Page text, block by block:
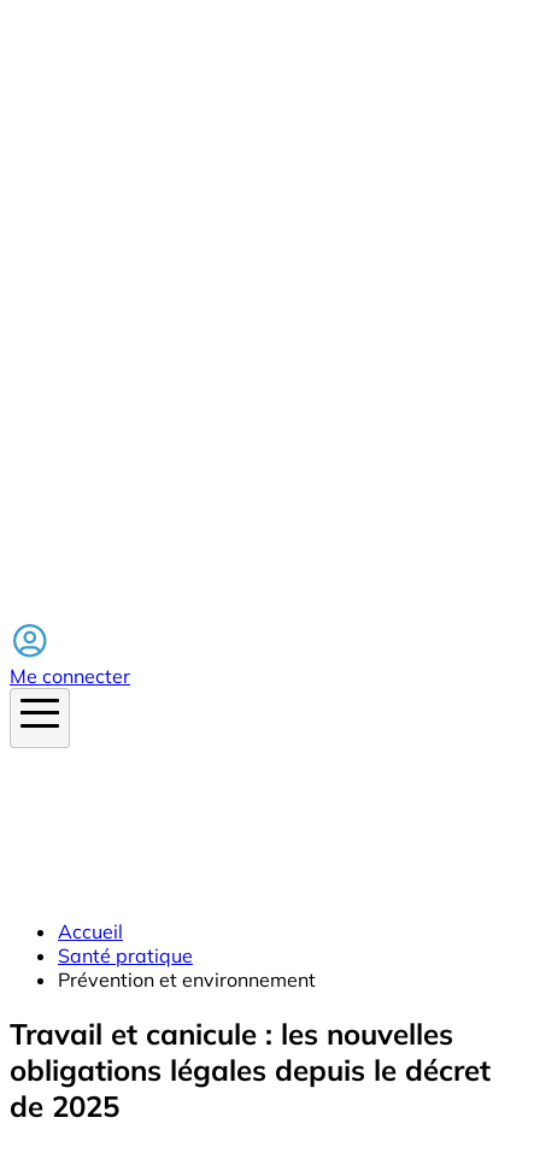
Me connecter
Accueil
Santé pratique
Prévention et environnement
Travail et canicule : les nouvelles
obligations légales depuis le décret
de 2025